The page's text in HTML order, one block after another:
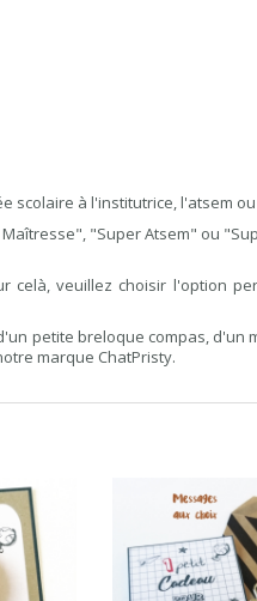
scolaire à l'institutrice, l'atsem
"Super Atsem" ou
veuillez choisir l'option
petite breloque compas, d'un
marque ChatPristy.